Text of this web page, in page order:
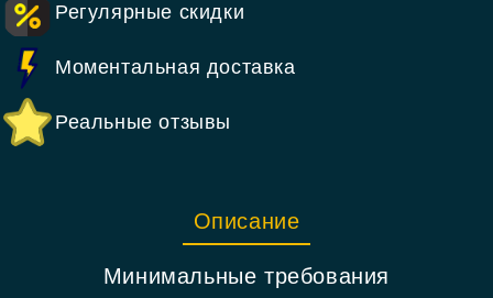
Регулярные скидки
Моментальная доставка
Реальные отзывы
Описание
Минимальные требования